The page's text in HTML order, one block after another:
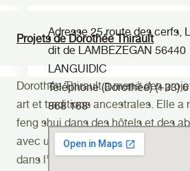
Adresse 25 route des cerfs,
dit de LAMBEZEGAN 56440
LANGUIDIC
Téléphone (Dorothée) (+33)
868 168
Projets de Dorothée Thirault
Dorothée Thirault a mené des
art et traditions ancestrales. Elle a
feng shui dans des hôtels et des
avec une artiste de street art pour
dans l’espace public et créé un